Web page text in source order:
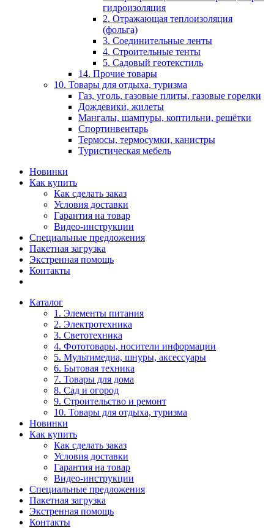
гидроизоляция
2. Отражающая теплоизоляция
(фольга)
3. Соединительные ленты
4. Строительные тенты
5. Садовый геотекстиль
14. Прочие товары
10. Товары для отдыха, туризма
Газ, уголь, газовые плиты, газовые горелки
Дождевики, жилеты
Мангалы, шампуры, коптильни, решётки
Спортинвентарь
Термосы, термосумки, канистры
Туристическая мебель
Новинки
Как купить
Как сделать заказ
Условия доставки
Гарантия на товар
Видео-инструкции
Специальные предложения
Пакетная загрузка
Экстренная помощь
Контакты
Каталог
1. Элементы питания
2. Электротехника
3. Светотехника
4. Фототовары, носители информации
5. Мультимедиа, шнуры, аксессуары
6. Бытовая техника
7. Товары для дома
8. Сад и огород
9. Строительство и ремонт
10. Товары для отдыха, туризма
Новинки
Как купить
Как сделать заказ
Условия доставки
Гарантия на товар
Видео-инструкции
Специальные предложения
Пакетная загрузка
Экстренная помощь
Контакты